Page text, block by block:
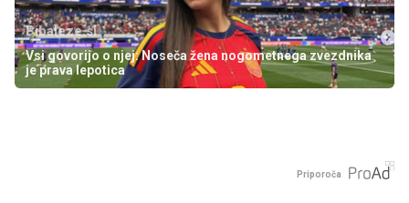
Bibaleze.si
Vsi govorijo o njej: Noseča žena nogometnega zvezdnika
je prava lepotica
Priporoča